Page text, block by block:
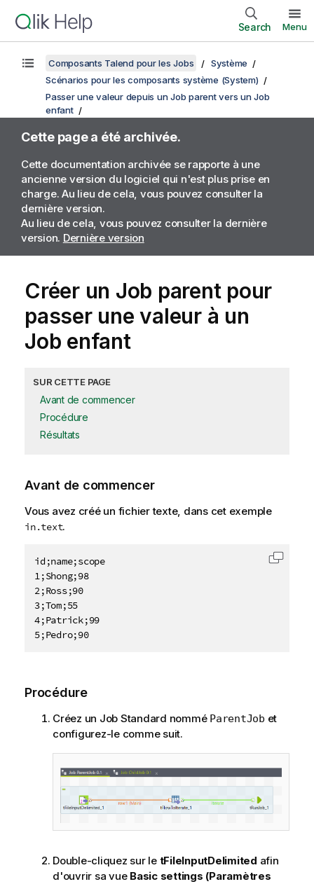
Search Menu
Composants Talend pour les Jobs
Système
Scénarios pour les composants système (System)
Passer une valeur depuis un Job parent vers un Job
enfant
Cette page a été archivée.
Cette documentation archivée se rapporte à une
ancienne version du logiciel qui n'est plus prise en
charge. Au lieu de cela, vous pouvez consulter la
dernière version.
Au lieu de cela, vous pouvez consulter la dernière
version. Dernière version
Créer un Job parent pour
passer une valeur à un
Job enfant
SUR CETTE PAGE
Avant de commencer
Procédure
Résultats
Avant de commencer
Vous avez créé un fichier texte, dans cet exemple
in.text.
id;name;scope
1;Shong;98
2;Ross;90
3;Tom;55
4;Patrick;99
5;Pedro;90
Copier
Procédure
Créez un Job Standard nommé ParentJob et
configurez-le comme suit.
Double-cliquez sur le tFileInputDelimited afin
d'ouvrir sa vue Basic settings (Paramètres